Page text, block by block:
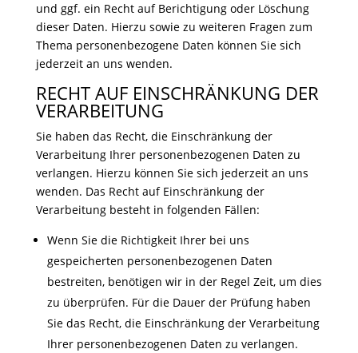
und ggf. ein Recht auf Berichtigung oder Löschung
dieser Daten. Hierzu sowie zu weiteren Fragen zum
Thema personenbezogene Daten können Sie sich
jederzeit an uns wenden.
RECHT AUF EINSCHRÄNKUNG DER
VERARBEITUNG
Sie haben das Recht, die Einschränkung der
Verarbeitung Ihrer personenbezogenen Daten zu
verlangen. Hierzu können Sie sich jederzeit an uns
wenden. Das Recht auf Einschränkung der
Verarbeitung besteht in folgenden Fällen:
Wenn Sie die Richtigkeit Ihrer bei uns
gespeicherten personenbezogenen Daten
bestreiten, benötigen wir in der Regel Zeit, um dies
zu überprüfen. Für die Dauer der Prüfung haben
Sie das Recht, die Einschränkung der Verarbeitung
Ihrer personenbezogenen Daten zu verlangen.